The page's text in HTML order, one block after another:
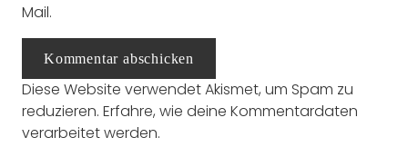
Mail.
Kommentar abschicken
Diese Website verwendet Akismet, um Spam zu
reduzieren. Erfahre, wie deine Kommentardaten
verarbeitet werden.